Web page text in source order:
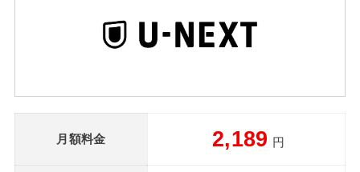
月額料金 2,189 円